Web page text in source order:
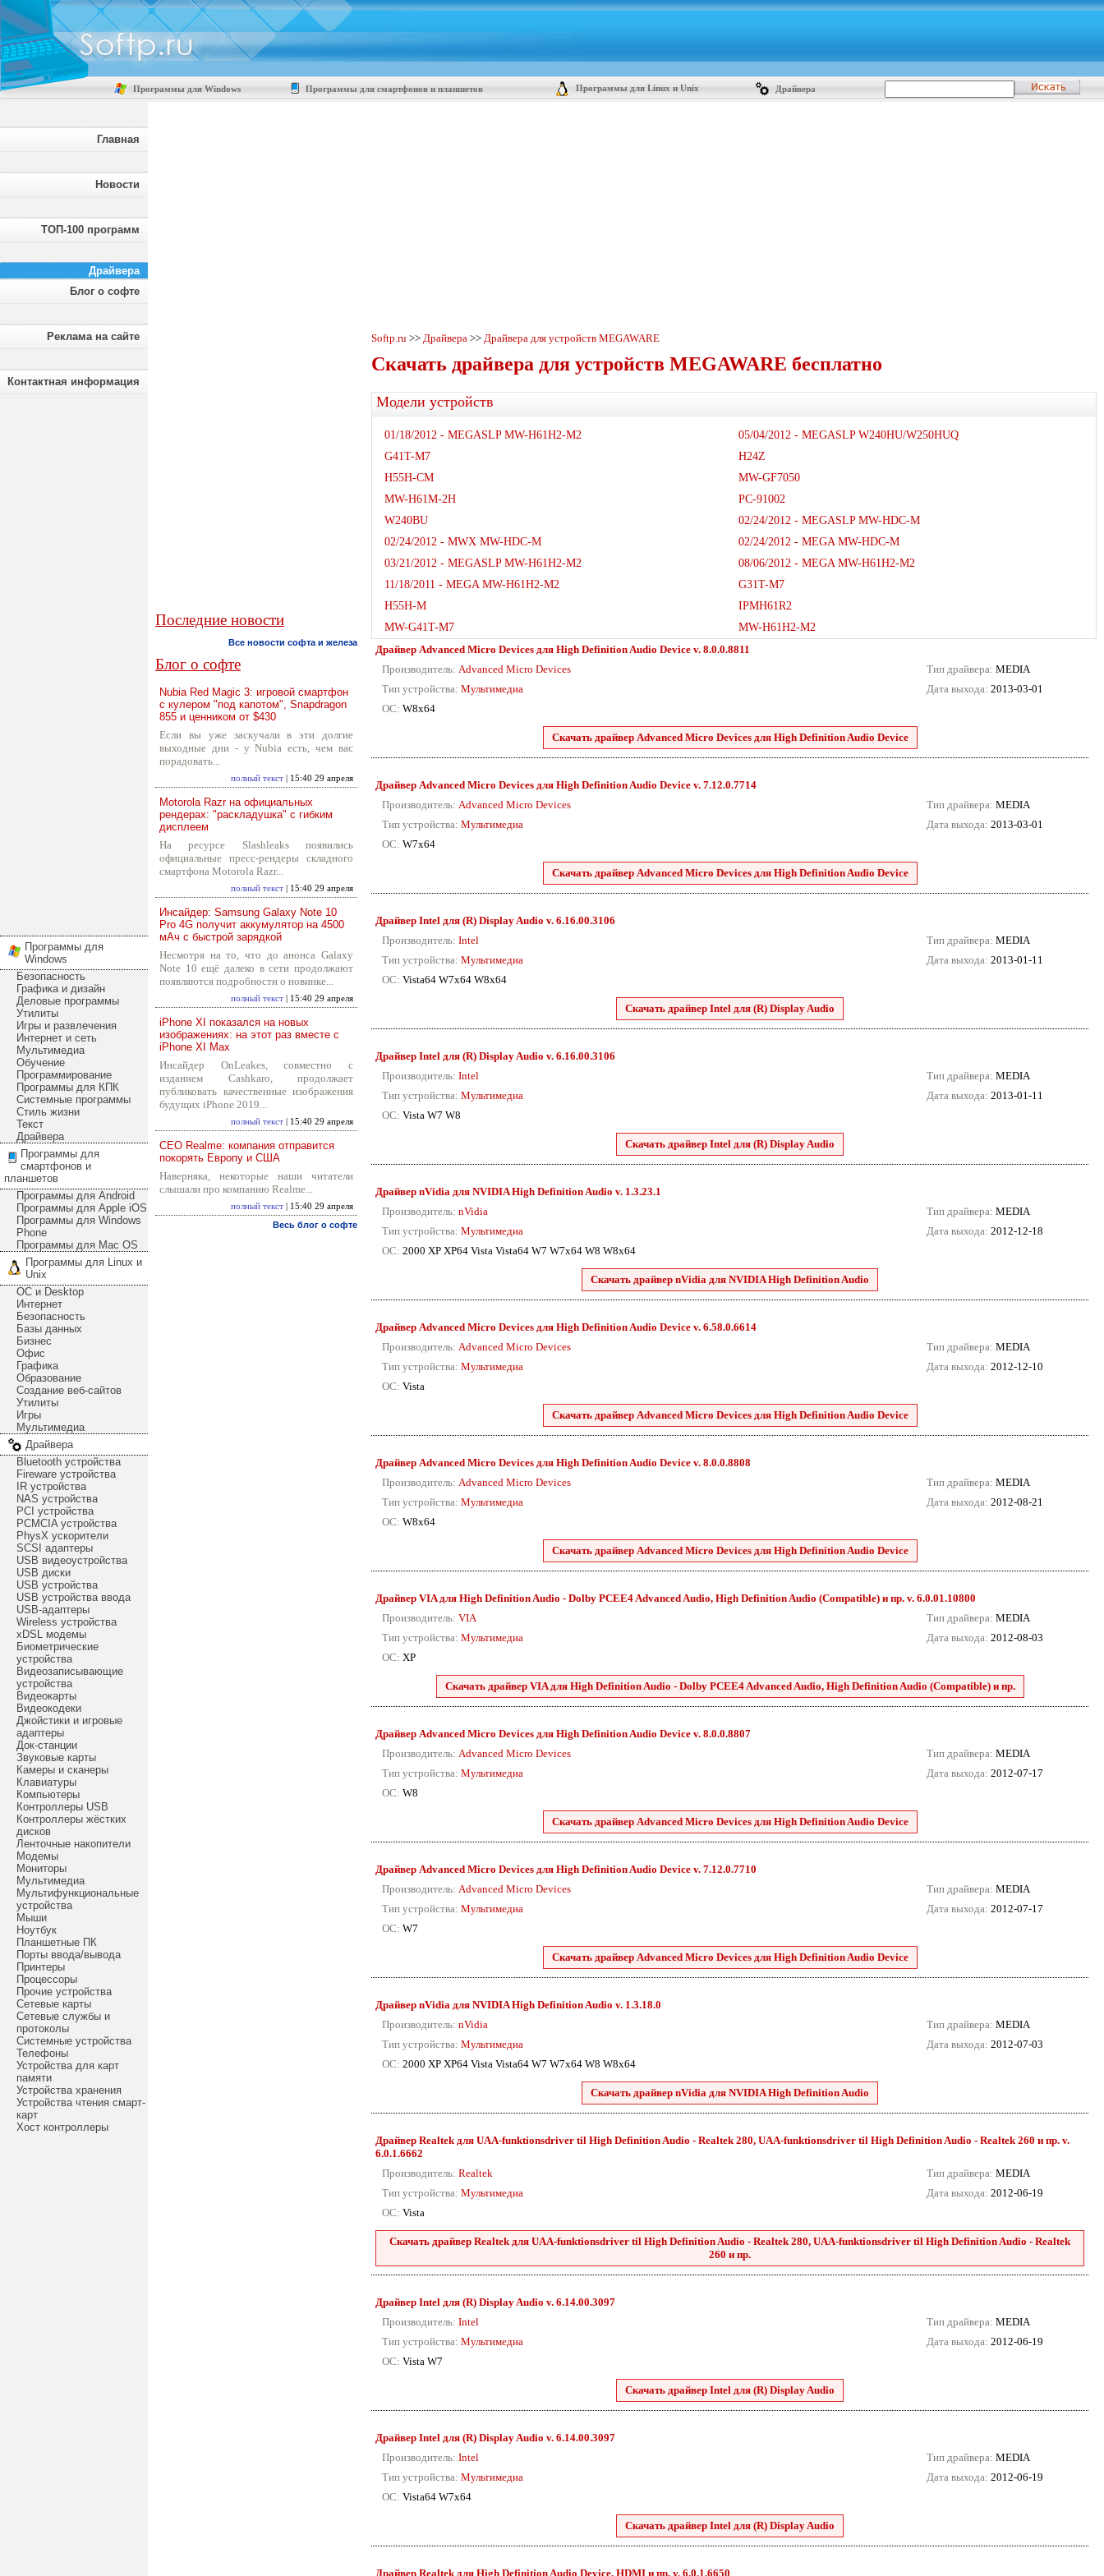
Программы для Windows Программы для смартфонов и планшетов Программы для Linux и Unix Драйвера
Главная
Новости
ТОП-100 программ
Драйвера
Блог о софте
Реклама на сайте
Контактная информация
Программы для
Windows
Безопасность
Графика и дизайн
Деловые программы
Утилиты
Игры и развлечения
Интернет и сеть
Мультимедиа
Обучение
Программирование
Программы для КПК
Системные программы
Стиль жизни
Текст
Драйвера
Программы для
смартфонов и
планшетов
Программы для Android
Программы для Apple iOS
Программы для Windows
Phone
Программы для Mac OS
Программы для Linux и
Unix
ОС и Desktop
Интернет
Безопасность
Базы данных
Бизнес
Офис
Графика
Образование
Создание веб-сайтов
Утилиты
Игры
Мультимедиа
Драйвера
Bluetooth устройства
Fireware устройства
IR устройства
NAS устройства
PCI устройства
PCMCIA устройства
PhysX ускорители
SCSI адаптеры
USB видеоустройства
USB диски
USB устройства
USB устройства ввода
USB-адаптеры
Wireless устройства
xDSL модемы
Биометрические
устройства
Видеозаписывающие
устройства
Видеокарты
Видеокодеки
Джойстики и игровые
адаптеры
Док-станции
Звуковые карты
Камеры и сканеры
Клавиатуры
Компьютеры
Контроллеры USB
Контроллеры жёстких
дисков
Ленточные накопители
Модемы
Мониторы
Мультимедиа
Мультифункциональные
устройства
Мыши
Ноутбук
Планшетные ПК
Порты ввода/вывода
Принтеры
Процессоры
Прочие устройства
Сетевые карты
Сетевые службы и
протоколы
Системные устройства
Телефоны
Устройства для карт
памяти
Устройства хранения
Устройства чтения смарт-
карт
Хост контроллеры
Последние новости
Все новости софта и железа
Блог о софте
Nubia Red Magic 3: игровой смартфон
с кулером "под капотом", Snapdragon
855 и ценником от $430
Если вы уже заскучали в эти долгие
выходные дни - у Nubia есть, чем вас
порадовать...
полный текст | 15:40 29 апреля
Motorola Razr на официальных
рендерах: "раскладушка" с гибким
дисплеем
На ресурсе Slashleaks появились
официальные пресс-рендеры складного
смартфона Motorola Razr...
полный текст | 15:40 29 апреля
Инсайдер: Samsung Galaxy Note 10
Pro 4G получит аккумулятор на 4500
мАч с быстрой зарядкой
Несмотря на то, что до анонса Galaxy
Note 10 ещё далеко в сети продолжают
появляются подробности о новинке...
полный текст | 15:40 29 апреля
iPhone XI показался на новых
изображениях: на этот раз вместе с
iPhone XI Max
Инсайдер OnLeakes, совместно с
изданием Cashkaro, продолжает
публиковать качественные изображения
будущих iPhone 2019...
полный текст | 15:40 29 апреля
CEO Realme: компания отправится
покорять Европу и США
Наверняка, некоторые наши читатели
слышали про компанию Realme...
полный текст | 15:40 29 апреля
Весь блог о софте
Softp.ru >> Драйвера >> Драйвера для устройств MEGAWARE
Скачать драйвера для устройств MEGAWARE бесплатно
Модели устройств
01/18/2012 - MEGASLP MW-H61H2-M2
05/04/2012 - MEGASLP W240HU/W250HUQ
G41T-M7
H24Z
H55H-CM
MW-GF7050
MW-H61M-2H
PC-91002
W240BU
02/24/2012 - MEGASLP MW-HDC-M
02/24/2012 - MWX MW-HDC-M
02/24/2012 - MEGA MW-HDC-M
03/21/2012 - MEGASLP MW-H61H2-M2
08/06/2012 - MEGA MW-H61H2-M2
11/18/2011 - MEGA MW-H61H2-M2
G31T-M7
H55H-M
IPMH61R2
MW-G41T-M7
MW-H61H2-M2
Драйвер Advanced Micro Devices для High Definition Audio Device v. 8.0.0.8811
Производитель: Advanced Micro Devices
Тип устройства: Мультимедиа
ОС: W8x64
Тип драйвера: MEDIA
Дата выхода: 2013-03-01
Скачать драйвер Advanced Micro Devices для High Definition Audio Device
Драйвер Advanced Micro Devices для High Definition Audio Device v. 7.12.0.7714
Производитель: Advanced Micro Devices
Тип устройства: Мультимедиа
ОС: W7x64
Тип драйвера: MEDIA
Дата выхода: 2013-03-01
Скачать драйвер Advanced Micro Devices для High Definition Audio Device
Драйвер Intel для (R) Display Audio v. 6.16.00.3106
Производитель: Intel
Тип устройства: Мультимедиа
ОС: Vista64 W7x64 W8x64
Тип драйвера: MEDIA
Дата выхода: 2013-01-11
Скачать драйвер Intel для (R) Display Audio
Драйвер Intel для (R) Display Audio v. 6.16.00.3106
Производитель: Intel
Тип устройства: Мультимедиа
ОС: Vista W7 W8
Тип драйвера: MEDIA
Дата выхода: 2013-01-11
Скачать драйвер Intel для (R) Display Audio
Драйвер nVidia для NVIDIA High Definition Audio v. 1.3.23.1
Производитель: nVidia
Тип устройства: Мультимедиа
ОС: 2000 XP XP64 Vista Vista64 W7 W7x64 W8 W8x64
Тип драйвера: MEDIA
Дата выхода: 2012-12-18
Скачать драйвер nVidia для NVIDIA High Definition Audio
Драйвер Advanced Micro Devices для High Definition Audio Device v. 6.58.0.6614
Производитель: Advanced Micro Devices
Тип устройства: Мультимедиа
ОС: Vista
Тип драйвера: MEDIA
Дата выхода: 2012-12-10
Скачать драйвер Advanced Micro Devices для High Definition Audio Device
Драйвер Advanced Micro Devices для High Definition Audio Device v. 8.0.0.8808
Производитель: Advanced Micro Devices
Тип устройства: Мультимедиа
ОС: W8x64
Тип драйвера: MEDIA
Дата выхода: 2012-08-21
Скачать драйвер Advanced Micro Devices для High Definition Audio Device
Драйвер VIA для High Definition Audio - Dolby PCEE4 Advanced Audio, High Definition Audio (Compatible) и пр. v. 6.0.01.10800
Производитель: VIA
Тип устройства: Мультимедиа
ОС: XP
Тип драйвера: MEDIA
Дата выхода: 2012-08-03
Скачать драйвер VIA для High Definition Audio - Dolby PCEE4 Advanced Audio, High Definition Audio (Compatible) и пр.
Драйвер Advanced Micro Devices для High Definition Audio Device v. 8.0.0.8807
Производитель: Advanced Micro Devices
Тип устройства: Мультимедиа
ОС: W8
Тип драйвера: MEDIA
Дата выхода: 2012-07-17
Скачать драйвер Advanced Micro Devices для High Definition Audio Device
Драйвер Advanced Micro Devices для High Definition Audio Device v. 7.12.0.7710
Производитель: Advanced Micro Devices
Тип устройства: Мультимедиа
ОС: W7
Тип драйвера: MEDIA
Дата выхода: 2012-07-17
Скачать драйвер Advanced Micro Devices для High Definition Audio Device
Драйвер nVidia для NVIDIA High Definition Audio v. 1.3.18.0
Производитель: nVidia
Тип устройства: Мультимедиа
ОС: 2000 XP XP64 Vista Vista64 W7 W7x64 W8 W8x64
Тип драйвера: MEDIA
Дата выхода: 2012-07-03
Скачать драйвер nVidia для NVIDIA High Definition Audio
Драйвер Realtek для UAA-funktionsdriver til High Definition Audio - Realtek 280, UAA-funktionsdriver til High Definition Audio - Realtek 260 и пр. v.
6.0.1.6662
Производитель: Realtek
Тип устройства: Мультимедиа
ОС: Vista
Тип драйвера: MEDIA
Дата выхода: 2012-06-19
Скачать драйвер Realtek для UAA-funktionsdriver til High Definition Audio - Realtek 280, UAA-funktionsdriver til High Definition Audio - Realtek
260 и пр.
Драйвер Intel для (R) Display Audio v. 6.14.00.3097
Производитель: Intel
Тип устройства: Мультимедиа
ОС: Vista W7
Тип драйвера: MEDIA
Дата выхода: 2012-06-19
Скачать драйвер Intel для (R) Display Audio
Драйвер Intel для (R) Display Audio v. 6.14.00.3097
Производитель: Intel
Тип устройства: Мультимедиа
ОС: Vista64 W7x64
Тип драйвера: MEDIA
Дата выхода: 2012-06-19
Скачать драйвер Intel для (R) Display Audio
Драйвер Realtek для High Definition Audio Device, HDMI и пр. v. 6.0.1.6650